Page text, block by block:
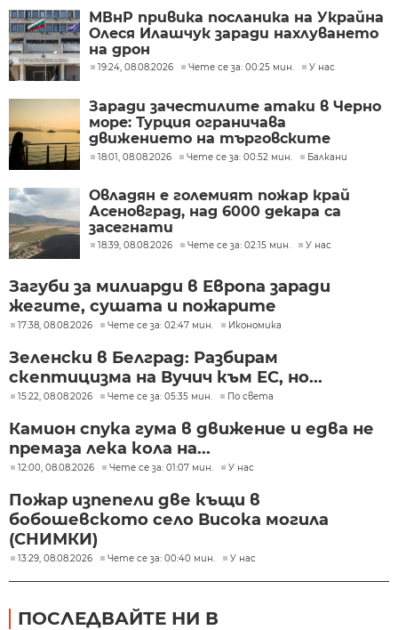
МВнР привика посланика на Украйна
Олеся Илашчук заради нахлуването
на дрон
19:24, 08.08.2026 Чете се за: 00:25 мин. У нас
Заради зачестилите атаки в Черно
море: Турция ограничава
движението на търговските
кораби
18:01, 08.08.2026 Чете се за: 00:52 мин. Балкани
Овладян е големият пожар край
Асеновград, над 6000 декара са
засегнати
18:39, 08.08.2026 Чете се за: 02:15 мин. У нас
Загуби за милиарди в Европа заради
жегите, сушата и пожарите
17:38, 08.08.2026 Чете се за: 02:47 мин. Икономика
Зеленски в Белград: Разбирам
скептицизма на Вучич към ЕС, но...
15:22, 08.08.2026 Чете се за: 05:35 мин. По света
Камион спука гума в движение и едва не
премаза лека кола на...
12:00, 08.08.2026 Чете се за: 01:07 мин. У нас
Пожар изпепели две къщи в
бобошевското село Висока могила
(СНИМКИ)
13:29, 08.08.2026 Чете се за: 00:40 мин. У нас
ПОСЛЕДВАЙТЕ НИ В